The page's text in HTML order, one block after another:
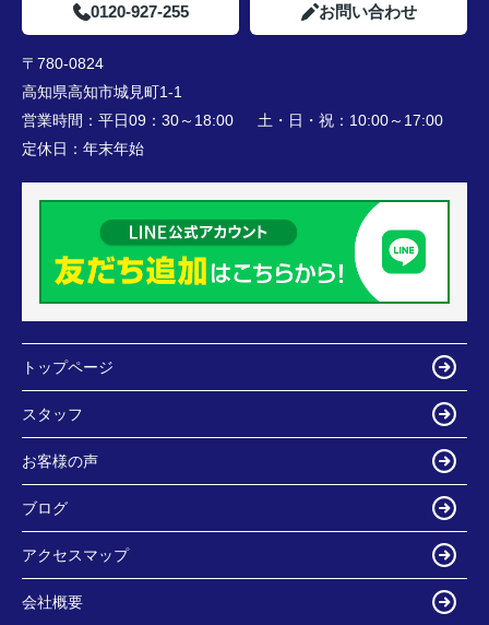
0120-927-255 お問い合わせ
〒780-0824
高知県高知市城見町1-1
営業時間： 平日09：30～18:00 土・日・祝：10:00～17:00
定休日： 年末年始
トップページ
スタッフ
お客様の声
ブログ
アクセスマップ
会社概要